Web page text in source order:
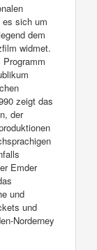
es sich um
dem
widmet.
zeigt das
der
Emder
und
und
Norderney